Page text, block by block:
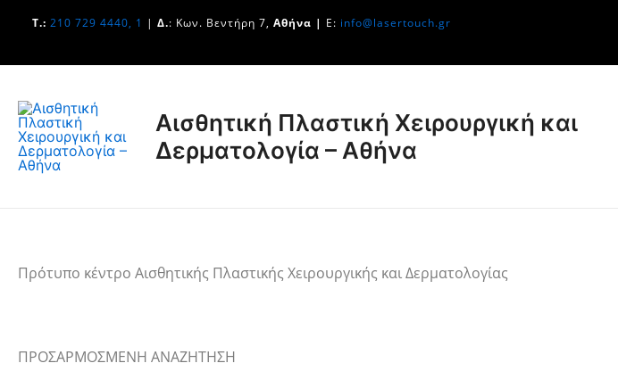
Τ.: 210 729 4440, 1 | Δ.: Κων. Βεντήρη 7, Αθήνα | Ε: info@lasertouch.gr
Αισθητική Πλαστική Χειρουργική και
Δερματολογία – Αθήνα
Πρότυπο κέντρο Αισθητικής Πλαστικής Χειρουργικής και Δερματολογίας
ΠΡΟΣΑΡΜΟΣΜΕΝΗ ΑΝΑΖΗΤΗΣΗ